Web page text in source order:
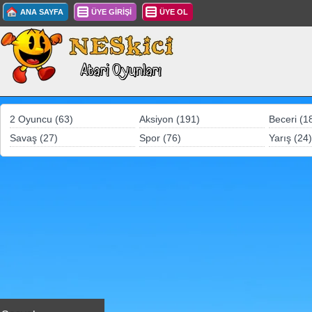
ANA SAYFA ÜYE GİRİŞİ ÜYE OL
2 Oyuncu (63) Aksiyon (191)
Beceri
Savaş (27)
Spor (76) Yarış (24)